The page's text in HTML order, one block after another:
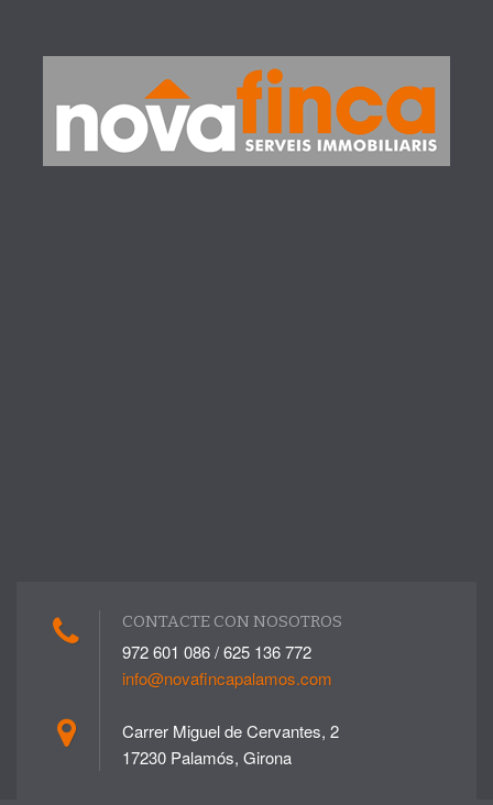
CONTACTE CON NOSOTROS
972 601 086 / 625 136 772
info@novafincapalamos.com
Carrer Miguel de Cervantes, 2
17230 Palamós, Girona